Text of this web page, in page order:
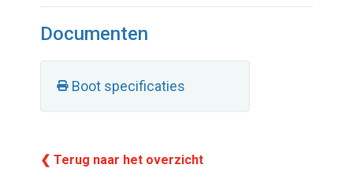
Documenten
Boot specificaties
❮ Terug naar het overzicht